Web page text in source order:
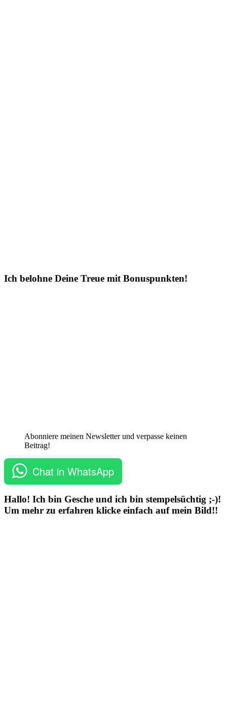
Ich belohne Deine Treue mit Bonuspunkten!
Abonniere meinen Newsletter und verpasse keinen
Beitrag!
Chat in WhatsApp
Hallo! Ich bin Gesche und ich bin stempelsüchtig ;-)!
Um mehr zu erfahren klicke einfach auf mein Bild!!